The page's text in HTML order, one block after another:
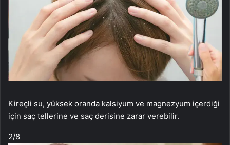
Kireçli su, yüksek oranda kalsiyum ve magnezyum içerdiği
için saç tellerine ve saç derisine zarar verebilir.
2/8